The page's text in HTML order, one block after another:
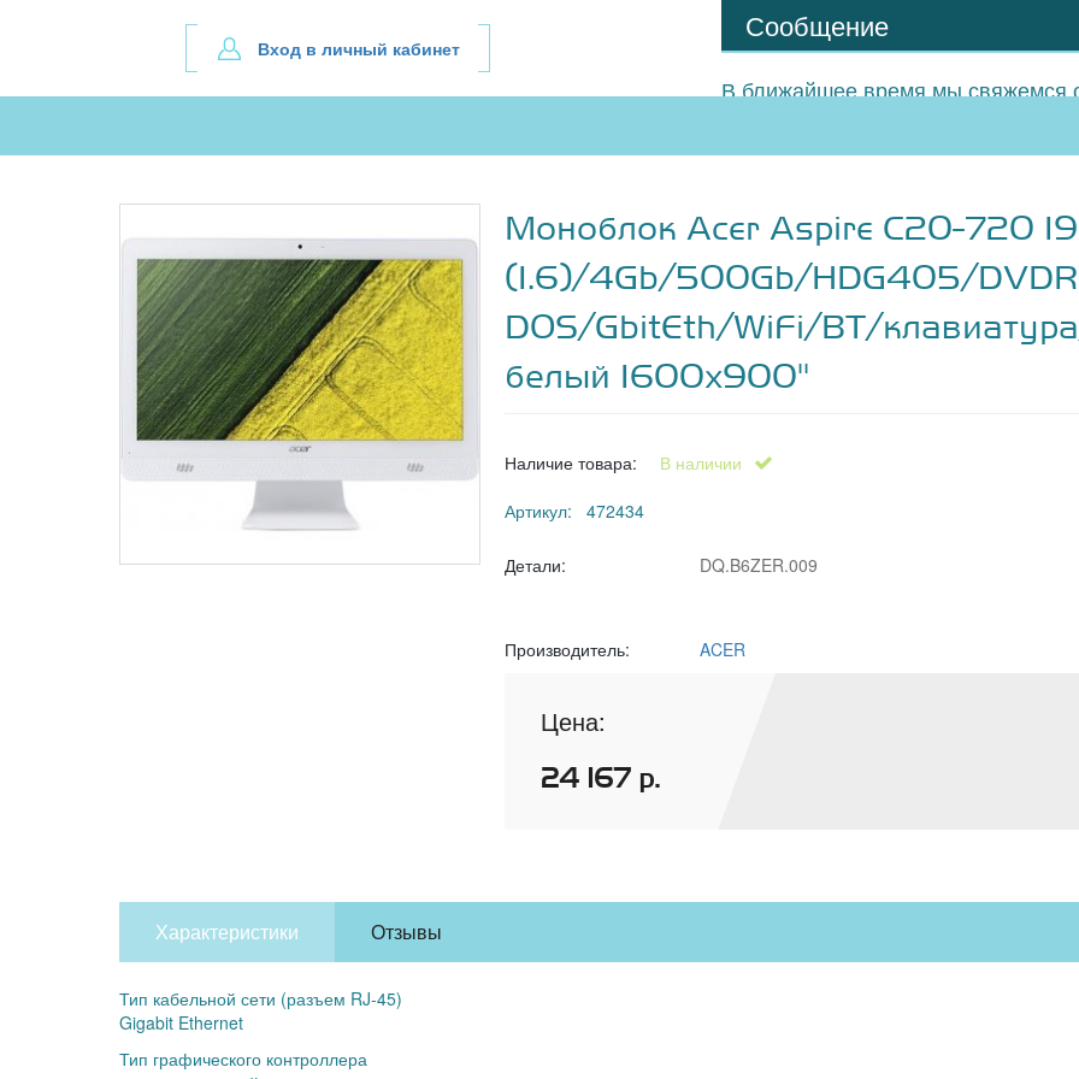
Вход в личный кабинет
Сообщение
В ближайшее время мы свяжемся
Моноблок Acer Aspire C20-720
(1.6)/4Gb/500Gb/HDG405/
DOS/GbitEth/WiFi/BT/
белый 1600x900"
Наличие товара:
В наличии
Артикул: 472434
Детали: DQ.B6ZER.009
Производитель: ACER
Цена:
24 167 р.
Характеристики Отзывы
Тип кабельной сети (разъем RJ-45)
Gigabit Ethernet
Тип графического контроллера